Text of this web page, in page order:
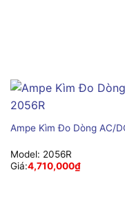
Ampe Kìm Đo Dòng AC/
Model: 2056R
Giá:4,710,000₫